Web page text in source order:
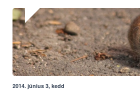
2014. június 3, kedd